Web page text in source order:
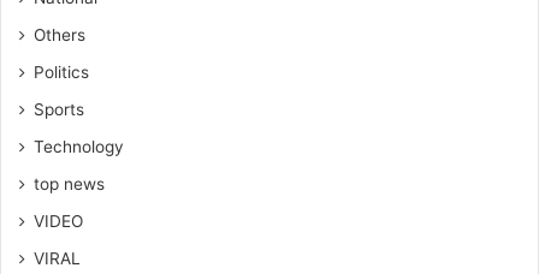
Others
Politics
Sports
Technology
top news
VIDEO
VIRAL